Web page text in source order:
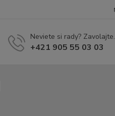
Neviete si rady? Zavolajte.
+421 905 55 03 03